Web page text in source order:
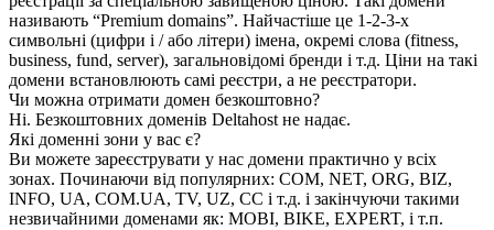
називають “Premium domains”. Найчастіше це 1-2-3-х
символьні (цифри і / або літери) імена, окремі слова (fitness,
business, fund, server), загальновідомі бренди і т.д. Ціни на такі
домени встановлюють самі реєстри, а не реєстратори.
Чи можна отримати домен безкоштовно?
Ні. Безкоштовних доменів Deltahost не надає.
Які доменні зони у вас є?
Ви можете зареєструвати у нас домени практично у всіх
зонах. Починаючи від популярних: COM, NET, ORG, BIZ,
INFO, UA, COM.UA, TV, UZ, CC і т.д. і закінчуючи такими
незвичайними доменами як: MOBI, BIKE, EXPERT, і т.п.